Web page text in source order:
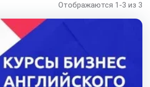
Отображаются 1-3 из 3